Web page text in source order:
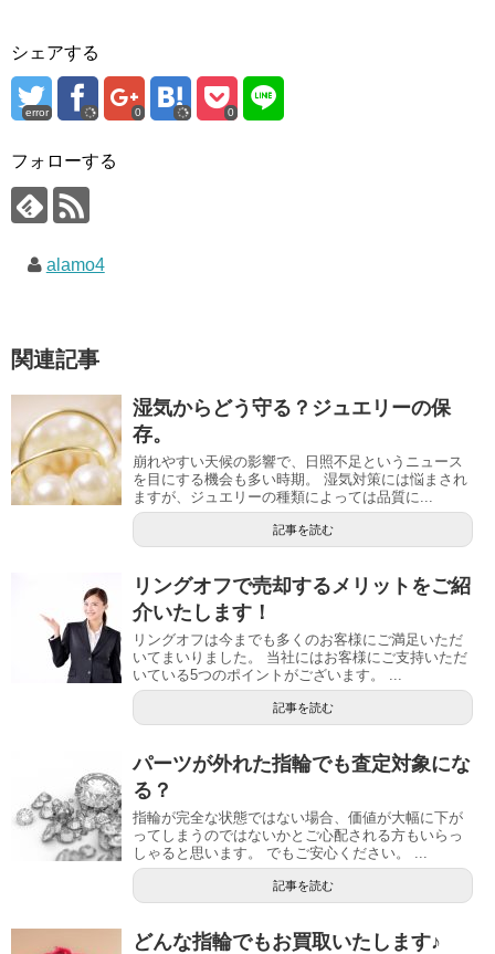
シェアする
error 0 0
フォローする
alamo4
関連記事
湿気からどう守る？ジュエリーの保
存。
崩れやすい天候の影響で、日照不足というニュース
を目にする機会も多い時期。 湿気対策には悩まされ
ますが、ジュエリーの種類によっては品質に...
記事を読む
リングオフで売却するメリットをご紹
介いたします！
リングオフは今までも多くのお客様にご満足いただ
いてまいりました。 当社にはお客様にご支持いただ
いている5つのポイントがございます。 ...
記事を読む
パーツが外れた指輪でも査定対象にな
る？
指輪が完全な状態ではない場合、価値が大幅に下が
ってしまうのではないかとご心配される方もいらっ
しゃると思います。 でもご安心ください。 ...
記事を読む
どんな指輪でもお買取いたします♪